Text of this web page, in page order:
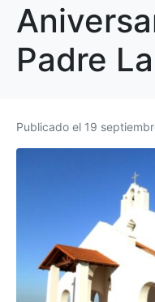
Padre
Publicado el 19